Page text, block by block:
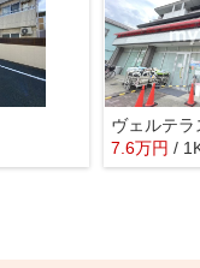
ヴェルテラ
7.6万円 /